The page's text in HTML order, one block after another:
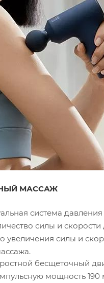
МАССАЖ
система
силы и скорости
увеличения силы и
бесщеточный
мощность